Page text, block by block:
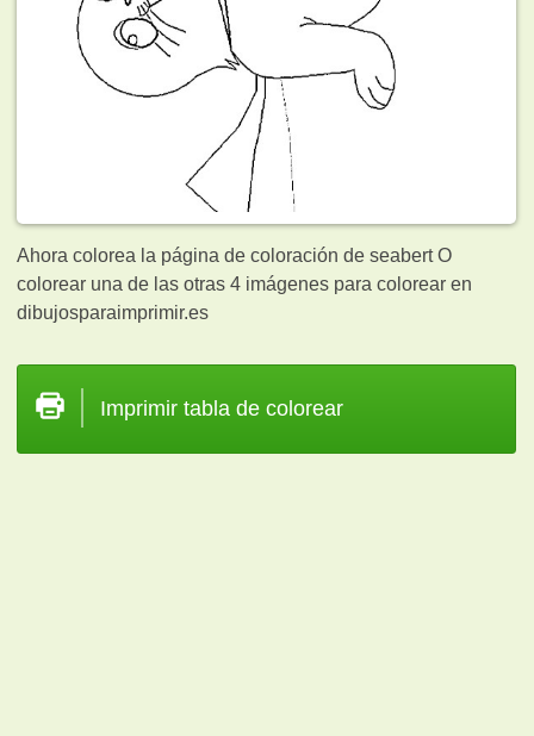
Ahora colorea la página de coloración de seabert O
colorear una de las otras 4 imágenes para colorear en
dibujosparaimprimir.es
Imprimir tabla de colorear